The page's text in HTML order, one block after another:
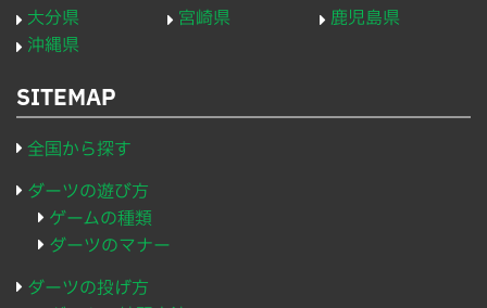
大分県
宮崎県
鹿児島県
沖縄県
SITEMAP
全国から探す
ダーツの遊び方
ゲームの種類
ダーツのマナー
ダーツの投げ方